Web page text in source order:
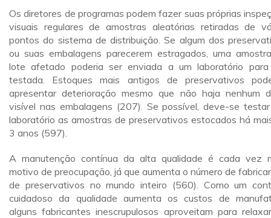
Os diretores de programas podem fazer suas próprias
visuais regulares de amostras aleatórias retiradas de
pontos do sistema de distribuição. Se algum dos
ou suas embalagens parecerem estragados, uma
lote afetado poderia ser enviada a um laboratório
testada. Estoques mais antigos de preservativos
apresentar deterioração mesmo que não haja nenhum
visível nas embalagens (207). Se possível, deve-se
laboratório as amostras de preservativos estocados há
3 anos (597).
A manutenção contínua da alta qualidade é cada vez
motivo de preocupação, já que aumenta o número de
de preservativos no mundo inteiro (560). Como um
cuidadoso da qualidade aumenta os custos de
alguns fabricantes inescrupulosos aproveitam para